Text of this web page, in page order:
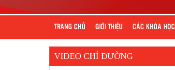
TRANG CHỦ GIỚI THIỆU CÁC KHÓA HỌC
VIDEO CHỈ ĐƯỜNG